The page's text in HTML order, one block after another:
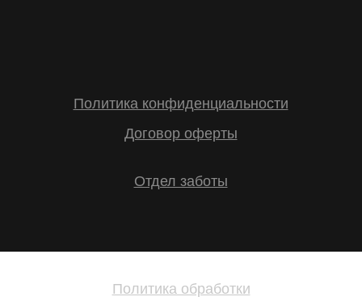
Отдел заботы
Политика конфиденциальности
Договор оферты
Политика обработки